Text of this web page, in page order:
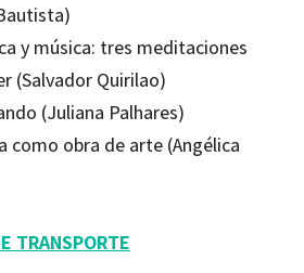
y música: tres meditaciones
(Salvador Quirilao)
(Juliana Palhares)
como obra de arte (Angélica
TRANSPORTE